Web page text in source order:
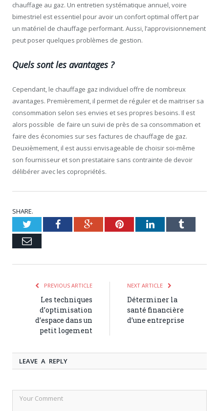
chauffage au gaz. Un entretien systématique annuel, voire
bimestriel est essentiel pour avoir un confort optimal offert par
un matériel de chauffage performant. Aussi, l’approvisionnement
peut poser quelques problèmes de gestion.
Quels sont les avantages ?
Cependant, le chauffage gaz individuel offre de nombreux
avantages. Premièrement, il permet de réguler et de maitriser sa
consommation selon ses envies et ses propres besoins. Il est
alors possible de faire un suivi de près de sa consommation et
faire des économies sur ses factures de chauffage de gaz.
Deuxièmement, il est aussi envisageable de choisir soi-même
son fournisseur et son prestataire sans contrainte de devoir
délibérer avec les copropriétés.
SHARE.
TwitterFacebookGoogle+PinterestLinkedInTumblr
Email
PREVIOUS ARTICLE
Les techniques
d’optimisation
d’espace dans un
petit logement
NEXT ARTICLE
Déterminer la
santé financière
d’une entreprise
LEAVE A REPLY